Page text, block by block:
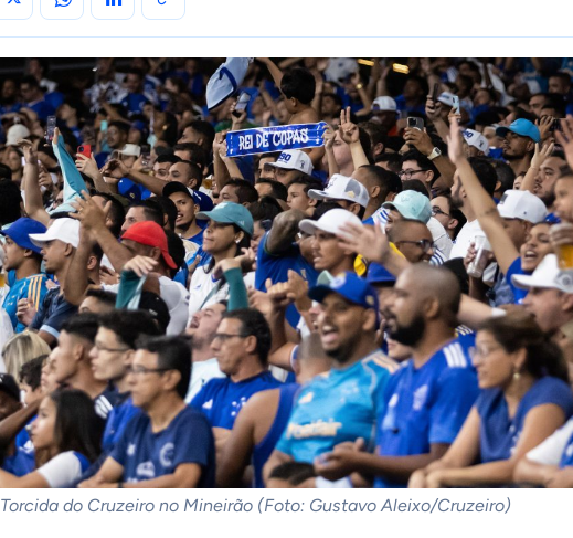
Torcida do Cruzeiro no Mineirão (Foto: Gustavo Aleixo/Cruzeiro)